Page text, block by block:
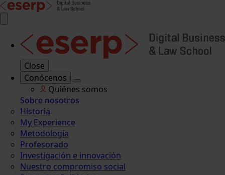
Close
Conócenos
Quiénes somos
Sobre nosotros
Historia
My Experience
Metodología
Profesorado
Investigación e innovación
Nuestro compromiso social